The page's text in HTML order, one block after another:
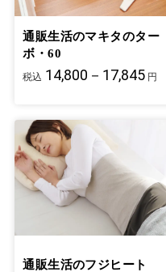
通販生活のマキタのター
ボ・60
税込 14,800－17,845 円
通販生活のフジヒート